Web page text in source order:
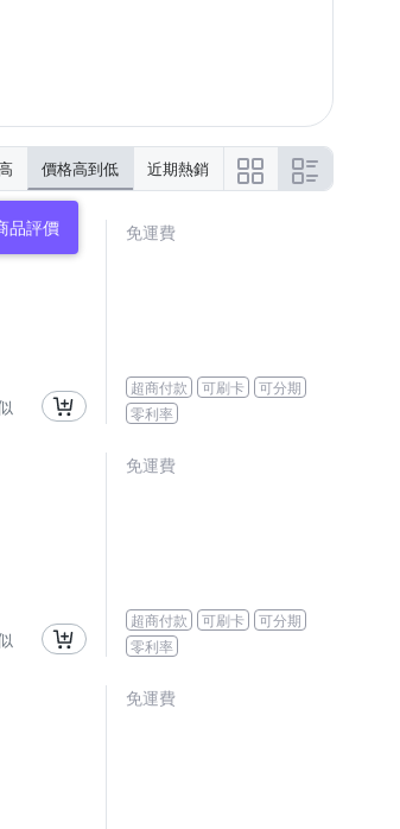
價格高到低 近期熱銷
免運費
超商付款 可刷卡
可分期
零利率
免運費
超商付款 可刷卡
可分期
零利率
免運費